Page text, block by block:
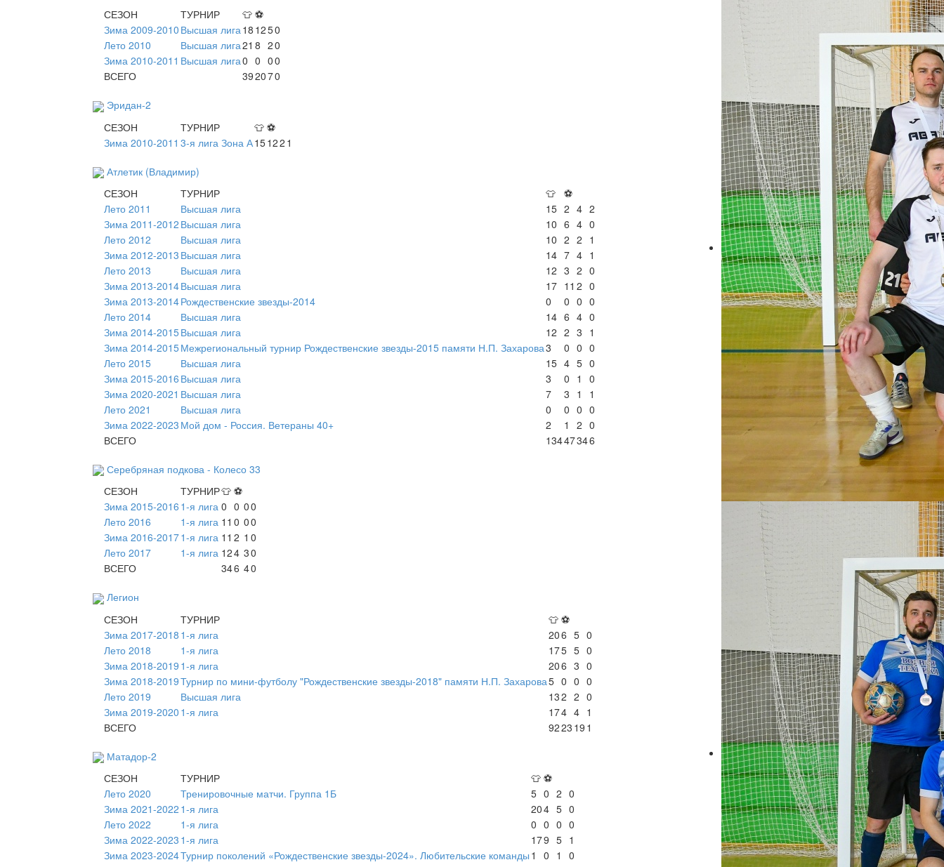
СЕЗОН
ТУРНИР 👕 ⚽
Зима 2009-2010 Высшая лига18 1250
Лето 2010
Высшая лига21 8 20
Зима 2010-2011 Высшая лига0 0 00
ВСЕГО
392070
Эридан-2
СЕЗОН
ТУРНИР 👕 ⚽
Зима 2010-2011 3-я лига Зона А15122 1
Атлетик (Владимир)
СЕЗОН
ТУРНИР 👕 ⚽
Лето 2011
Высшая лига 15 2 4 2
Зима 2011-2012 Высшая лига 10 6 4 0
Лето 2012
Высшая лига 10 2 2 1
Зима 2012-2013 Высшая лига 14 7 4 1
Лето 2013
Высшая лига 12 3 2 0
Зима 2013-2014Высшая лига 17 11 2 0
Зима 2013-2014Рождественские звезды-2014 0 0 0 0
Лето 2014
Высшая лига 14 6 4 0
Зима 2014-2015Высшая лига 12 2 3 1
Зима 2014-2015Межрегиональный турнир Рождественские звезды-2015 памяти Н.П. Захарова3 0 0 0
Лето 2015
Высшая лига 15 4 5 0
Зима 2015-2016 Высшая лига 3 0 1
0
Зима 2020-2021 Высшая лига 7 3 1
1
Лето 2021
Высшая лига 0 0 0 0
Зима 2022-2023 Мой дом - Россия. Ветераны 40+ 2 1 2 0
ВСЕГО
13447346
Серебряная подкова - Колесо 33
СЕЗОН
ТУРНИР👕 ⚽
Зима 2015-2016 1-я лига 0 0 00
Лето 2016
1-я лига 11 0 00
Зима 2016-20171-я лига 11 2 1 0
Лето 2017
1-я лига 124 30
ВСЕГО
346 40
Легион
СЕЗОН
ТУРНИР 👕 ⚽
Зима 2017-2018 1-я лига 206 5 0
Лето 2018
1-я лига 175 5 0
Зима 2018-2019 1-я лига 206 3 0
Зима 2018-2019Турнир по мини-футболу "Рождественские звезды-2018" памяти Н.П. Захарова5 0 0 0
Лето 2019
Высшая лига 132 2 0
Зима 2019-2020 1-я лига 174 4 1
ВСЕГО
9223 19 1
Матадор-2
СЕЗОН
ТУРНИР 👕 ⚽
Лето 2020
Тренировочные матчи. Группа 1Б 5 0 2 0
Зима 2021-2022 1-я лига 204 5 0
Лето 2022
1-я лига 0 0 0 0
Зима 2022-2023 1-я лига 179 5 1
Зима 2023-2024Турнир поколений «Рождественские звезды-2024». Любительские команды 1 0 1
0